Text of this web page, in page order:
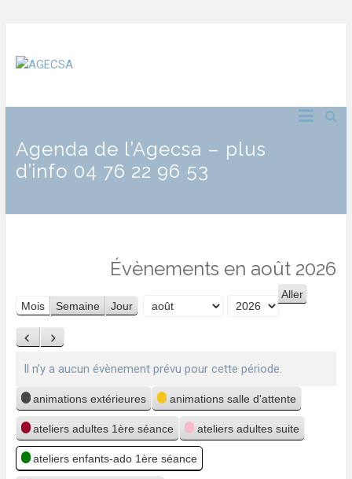
Agenda de l’Agecsa – plus
d’info 04 76 22 96 53
Évènements en août 2026
Mois Semaine Jour
Précédent
Suivant
Il n’y a aucun évènement prévu pour cette période.
Catégories
animations extérieures animations salle d'attente
ateliers adultes 1ère séance ateliers adultes suite
ateliers enfants-ado 1ère séance